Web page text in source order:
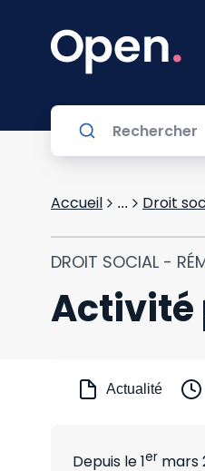
Accueil ... Droit
DROIT SOCIAL -
Activité
Actualité
Depuis le 1er mars